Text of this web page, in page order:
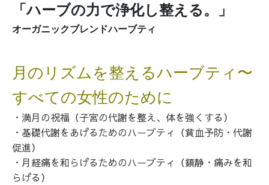
「ハーブの力で浄化し整える。」
オーガニックブレンドハーブティ
月のリズムを整えるハーブティ〜
すべての女性のために
・満月の祝福（子宮の代謝を整え、体を強くする）
・基礎代謝をあげるためのハーブティ（貧血予防・代謝
促進）
・月経痛を和らげるためのハーブティ（鎮静・痛みを和
らげる）